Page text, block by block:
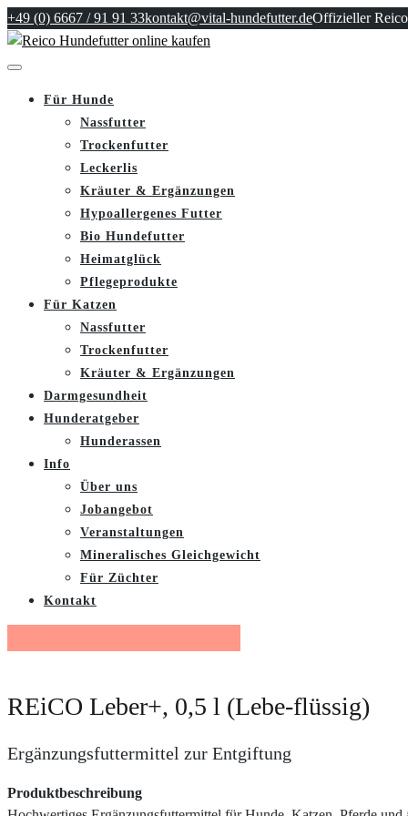
+49 (0) 6667 / 91 91 33kontakt@vital-hundefutter.deOffizieller
Für Hunde
Nassfutter
Trockenfutter
Leckerlis
Kräuter & Ergänzungen
Hypoallergenes Futter
Bio Hundefutter
Heimatglück
Pflegeprodukte
Für Katzen
Nassfutter
Trockenfutter
Kräuter & Ergänzungen
Darmgesundheit
Hunderatgeber
Hunderassen
Info
Über uns
Jobangebot
Veranstaltungen
Mineralisches Gleichgewicht
Für Züchter
Kontakt
REiCO Leber+, 0,5 l (Lebe-flüssig)
Ergänzungsfuttermittel zur Entgiftung
Produktbeschreibung